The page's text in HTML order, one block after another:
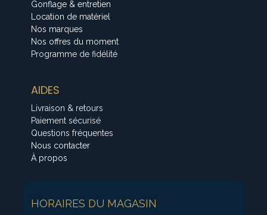
Gonflage & entretien
Location de matériel
Nos marques
Nos offres du moment
Programme de fidélité
AIDES
Livraison & retours
Paiement sécurisé
Questions fréquentes
Nous contacter
À propos
HORAIRES DU MAGASIN